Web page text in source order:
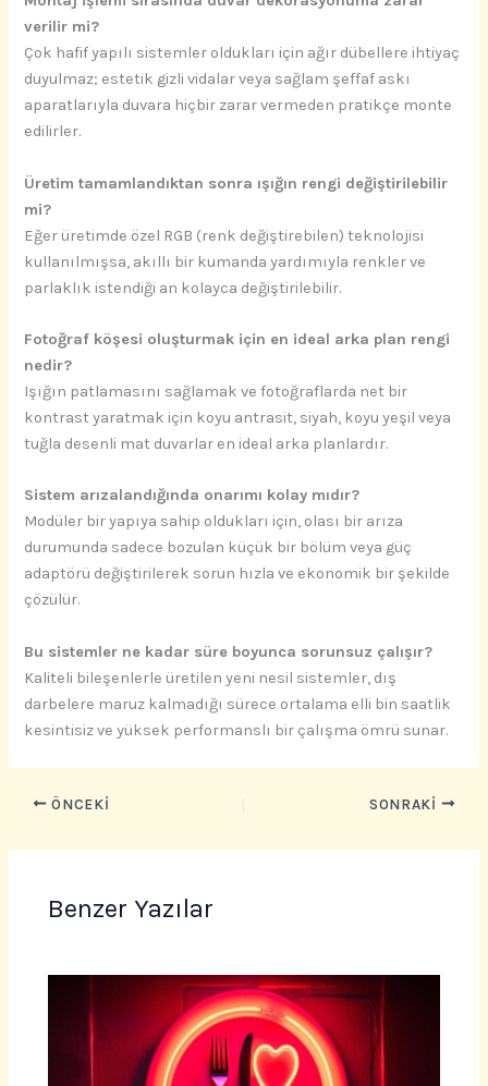
verilir mi?
Çok hafif yapılı sistemler oldukları için ağır dübellere ihtiyaç
duyulmaz; estetik gizli vidalar veya sağlam şeffaf askı
aparatlarıyla duvara hiçbir zarar vermeden pratikçe monte
edilirler.
Üretim tamamlandıktan sonra ışığın rengi değiştirilebilir
mi?
Eğer üretimde özel RGB (renk değiştirebilen) teknolojisi
kullanılmışsa, akıllı bir kumanda yardımıyla renkler ve
parlaklık istendiği an kolayca değiştirilebilir.
Fotoğraf köşesi oluşturmak için en ideal arka plan rengi
nedir?
Işığın patlamasını sağlamak ve fotoğraflarda net bir
kontrast yaratmak için koyu antrasit, siyah, koyu yeşil veya
tuğla desenli mat duvarlar en ideal arka planlardır.
Sistem arızalandığında onarımı kolay mıdır?
Modüler bir yapıya sahip oldukları için, olası bir arıza
durumunda sadece bozulan küçük bir bölüm veya güç
adaptörü değiştirilerek sorun hızla ve ekonomik bir şekilde
çözülür.
Bu sistemler ne kadar süre boyunca sorunsuz çalışır?
Kaliteli bileşenlerle üretilen yeni nesil sistemler, dış
darbelere maruz kalmadığı sürece ortalama elli bin saatlik
kesintisiz ve yüksek performanslı bir çalışma ömrü sunar.
ÖNCEKI SONRAKI
Benzer Yazılar